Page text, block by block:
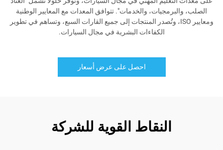
الصلب، والبرمجيات، والخدمات". تتوافق المعدات مع المعايير الوطنية
ومعايير ISO، وتُصدر المنتجات إلى جميع القارات السبع، وتساهم في تطوير
الكفاءات البشرية في مجال السيارات.
احصل على عرض أسعار
النقاط القوية للشركة